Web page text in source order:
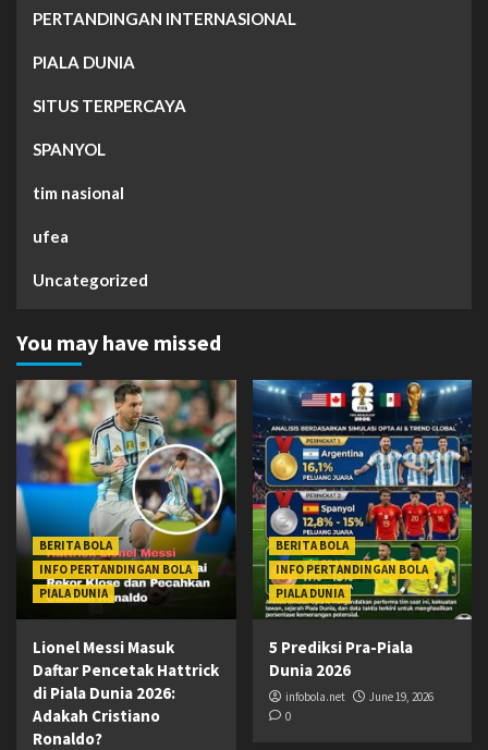
PERTANDINGAN INTERNASIONAL
PIALA DUNIA
SITUS TERPERCAYA
SPANYOL
tim nasional
ufea
Uncategorized
You may have missed
BERITA BOLA
INFO PERTANDINGAN BOLA
PIALA DUNIA
Lionel Messi Masuk
Daftar Pencetak Hattrick
di Piala Dunia 2026:
Adakah Cristiano
Ronaldo?
BERITA BOLA
INFO PERTANDINGAN BOLA
PIALA DUNIA
5 Prediksi Pra-Piala
Dunia 2026
infobola.net
June 19, 2026
0